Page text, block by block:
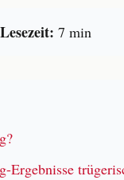
Lesezeit: 7 min
Ergebnisse